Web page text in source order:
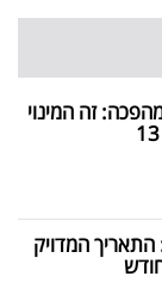
זה המינוי
המדויק